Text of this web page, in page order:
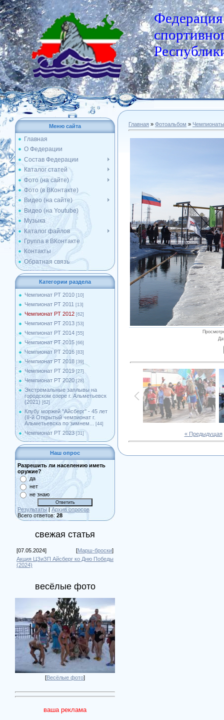
Федерация
Меню сайта
Главная
О Федерации
Состав Федерации
Каталог статей
Фото (на сайте)
Фото (в ВКонтакте)
Видео (на сайте)
Видео (на Youtube)
Музыка
Каталог файлов
Группа в ВКонтакте
Контакты
Обратная связь
Категории раздела
Чемпионат РТ 2010 [10]
Чемпионат РТ 2011 [13]
Чемпионат РТ 2012 [62]
Чемпионат РТ 2013 [53]
Чемпионат РТ 2014 [55]
Чемпионат РТ 2015 [66]
Чемпионат РТ 2016 [83]
Чемпионат РТ 2018 [39]
Чемпионат РТ 2019 [27]
Чемпионат РТ 2020 [28]
Экстремальные заплывы на
городском озере г. Альметьевск
(2021) [62]
Клубу моржей ''Айсберг'' - 45 лет
(II-й Открытый чемпионат г.
Альметьевска по зимнем...
[44]
Чемпионат РТ 2023 [31]
Наш опрос
Разрешить ли населению иметь
оружие?
да
нет
не знаю
Результаты | Архив опросов
Всего ответов: 28
свежая статья
[07.05.2024] [Марш-броски]
Акция ЦЗиЗП Айсберг ко Дню Победы
(2024)
весёлые фото
[Весёлые фото]
ваша реклама
Главная » Фотоальбом » Чемпионаты
« Предыдущая